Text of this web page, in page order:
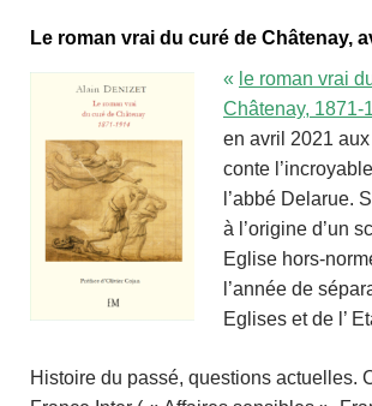
Le roman vrai du curé de Châtenay,
« le roman vrai
Châtenay, 1871-
en avril 2021 aux
conte
l’abbé Delarue.
à l’origine d’un
Eglise hors-
l’année de
Eglises et de l’
Histoire du passé, questions actuelles.